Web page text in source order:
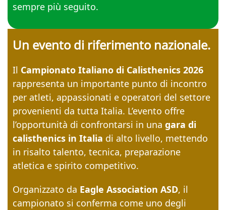
sempre più seguito.
Un evento di riferimento nazionale.
Il Campionato Italiano di Calisthenics 2026
rappresenta un importante punto di incontro
per atleti, appassionati e operatori del settore
provenienti da tutta Italia. L’evento offre
l’opportunità di confrontarsi in una gara di
calisthenics in Italia di alto livello, mettendo
in risalto talento, tecnica, preparazione
atletica e spirito competitivo.
Organizzato da Eagle Association ASD, il
campionato si conferma come uno degli